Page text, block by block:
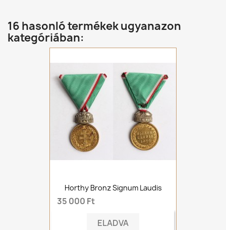
16 hasonló termékek ugyanazon
kategóriában:
Horthy Bronz Signum Laudis
35 000 Ft
ELADVA